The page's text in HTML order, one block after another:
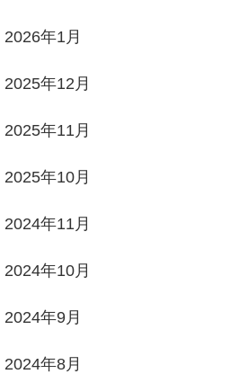
2026年1月
2025年12月
2025年11月
2025年10月
2024年11月
2024年10月
2024年9月
2024年8月